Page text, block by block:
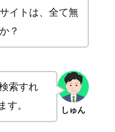
イトは、全て無
？
しゅん
索すれ
す。